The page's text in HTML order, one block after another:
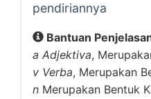
pendiriannya
Bantuan
a Adjektiva,
v Verba, Merupakan
n Merupakan Bentuk